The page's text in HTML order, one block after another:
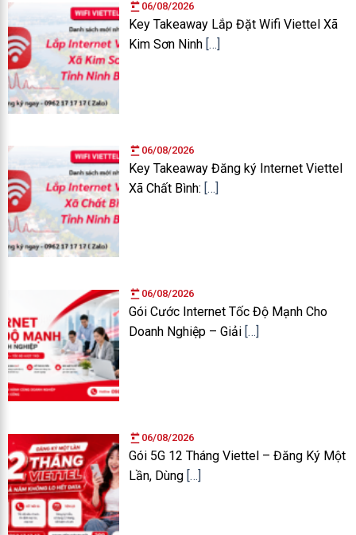
06/08/2026
Key Takeaway Lắp Đặt Wifi Viettel Xã
Kim Sơn Ninh […]
06/08/2026
Key Takeaway Đăng ký Internet Viettel
Xã Chất Bình: […]
06/08/2026
Gói Cước Internet Tốc Độ Mạnh Cho
Doanh Nghiệp – Giải […]
06/08/2026
Gói 5G 12 Tháng Viettel – Đăng Ký Một
Lần, Dùng […]